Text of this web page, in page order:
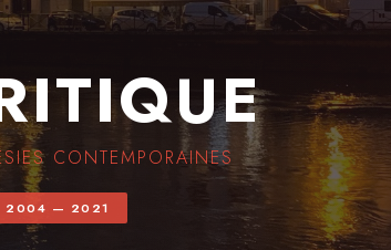
CONTEMPORAINES
2004 — 2021